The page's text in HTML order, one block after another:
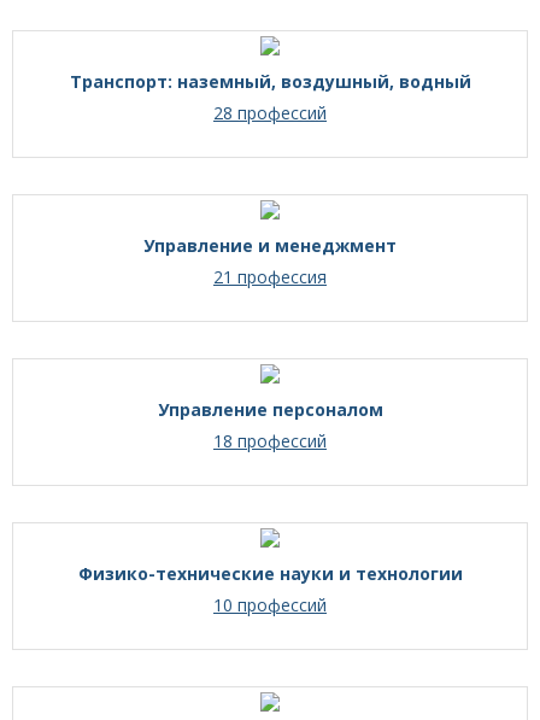
Транспорт: наземный, воздушный, водный
28 профессий
Управление и менеджмент
21 профессия
Управление персоналом
18 профессий
Физико-технические науки и технологии
10 профессий